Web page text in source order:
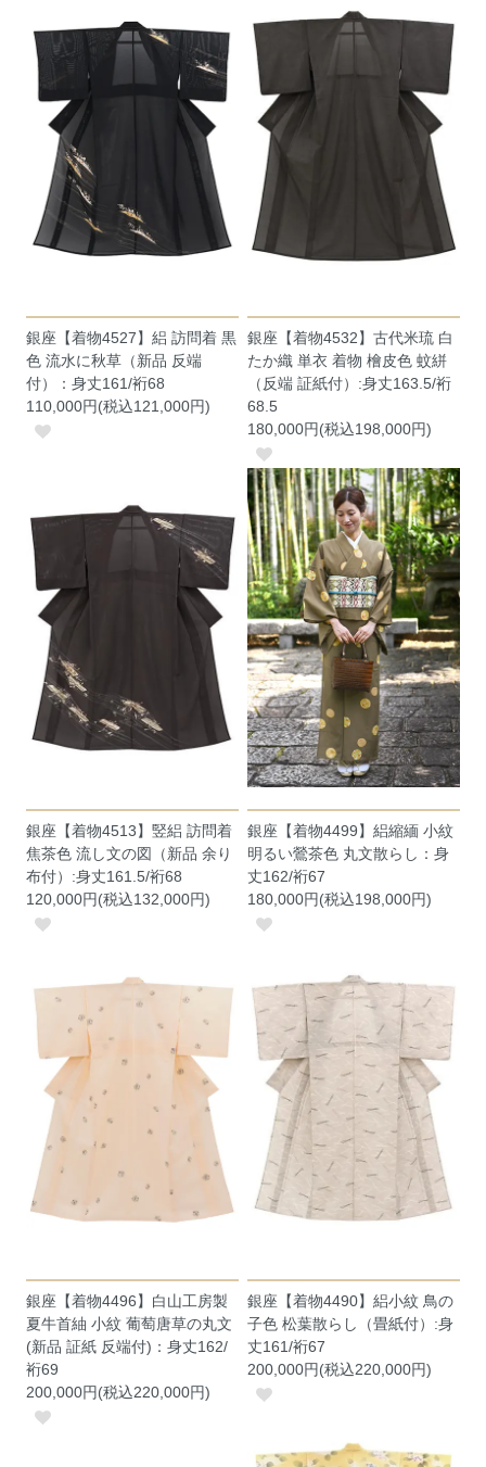
銀座【着物4527】絽 訪問着 黒
色 流水に秋草（新品 反端
付）：身丈161/裄68
110,000円(税込121,000円)
銀座【着物4532】古代米琉 白
たか織 単衣 着物 檜皮色 蚊絣
（反端 証紙付）:身丈163.5/裄
68.5
180,000円(税込198,000円)
銀座【着物4513】竪絽 訪問着
焦茶色 流し文の図（新品 余り
布付）:身丈161.5/裄68
120,000円(税込132,000円)
銀座【着物4499】絽縮緬 小紋
明るい鶯茶色 丸文散らし：身
丈162/裄67
180,000円(税込198,000円)
銀座【着物4496】白山工房製
夏牛首紬 小紋 葡萄唐草の丸文
(新品 証紙 反端付)：身丈162/
裄69
200,000円(税込220,000円)
銀座【着物4490】絽小紋 鳥の
子色 松葉散らし（畳紙付）:身
丈161/裄67
200,000円(税込220,000円)